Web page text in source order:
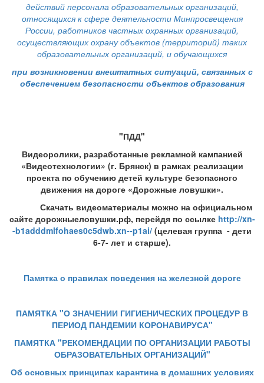
действий персонала образовательных организаций,
относящихся к сфере деятельности Минпросвещения
России, работников частных охранных организаций,
осуществляющих охрану объектов (территорий) таких
образовательных организаций, и обучающихся
при возникновении внештатных ситуаций, связанных с
обеспечением безопасности объектов образования
"ПДД"
Видеоролики, разработанные рекламной кампанией
«Видеотехнологии» (г. Брянск) в рамках реализации
проекта по обучению детей культуре безопасного
движения на дороге «Дорожные ловушки».
Скачать видеоматериалы можно на официальном
сайте дорожныеловушки.рф, перейдя по ссылке http://xn-
-b1adddmlfohaes0c5dwb.xn--p1ai/ (целевая группа - дети
6-7- лет и старше).
Памятка о правилах поведения на железной дороге
ПАМЯТКА "О ЗНАЧЕНИИ ГИГИЕНИЧЕСКИХ ПРОЦЕДУР В
ПЕРИОД ПАНДЕМИИ КОРОНАВИРУСА"
ПАМЯТКА "РЕКОМЕНДАЦИИ ПО ОРГАНИЗАЦИИ РАБОТЫ
ОБРАЗОВАТЕЛЬНЫХ ОРГАНИЗАЦИЙ"
Об основных принципах карантина в домашних условиях